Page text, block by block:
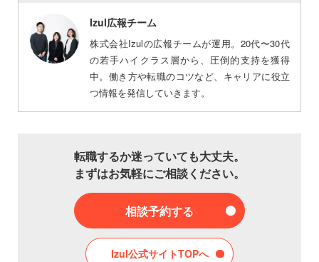
Izul広報チーム
株式会社Izulの広報チームが運用。20代〜30代
の若手ハイクラス層から、圧倒的支持を獲得
中。働き方や転職のコツなど、キャリアに役立
つ情報を発信していきます。
転職するか迷っていても大丈夫。
まずはお気軽にご相談ください。
相談予約する
Izul公式サイトTOPへ